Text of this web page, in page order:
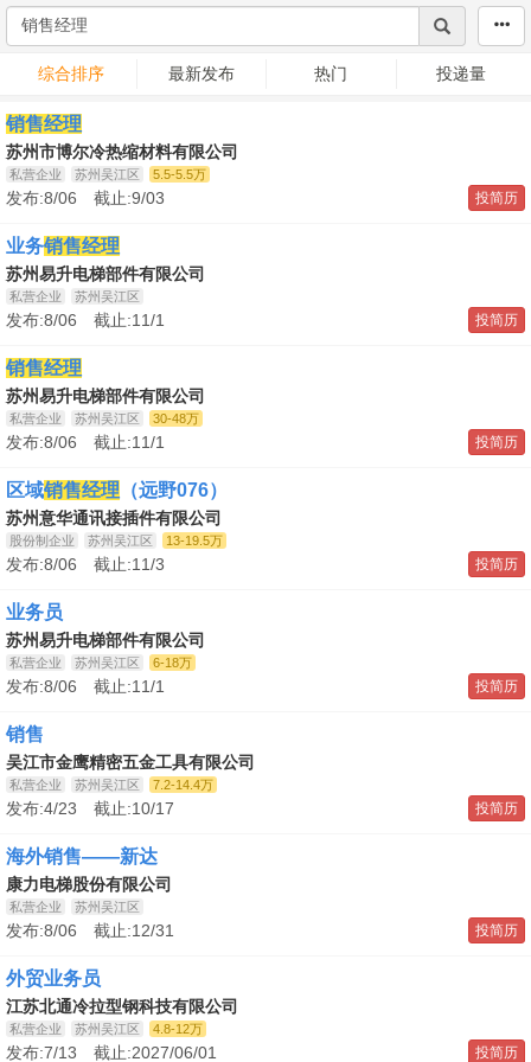
综合排序 最新发布 热门 投递量
销售经理
苏州市博尔冷热缩材料有限公司
私营企业 苏州吴江区 5.5-5.5万
发布:8/06 截止:9/03 投简历
业务销售经理
苏州易升电梯部件有限公司
私营企业 苏州吴江区
发布:8/06 截止:11/1 投简历
销售经理
苏州易升电梯部件有限公司
私营企业 苏州吴江区 30-48万
发布:8/06 截止:11/1 投简历
区域销售经理 （远野076）
苏州意华通讯接插件有限公司
股份制企业 苏州吴江区 13-19.5万
发布:8/06 截止:11/3 投简历
业务员
苏州易升电梯部件有限公司
私营企业 苏州吴江区 6-18万
发布:8/06 截止:11/1 投简历
销售
吴江市金鹰精密五金工具有限公司
私营企业 苏州吴江区 7.2-14.4万
发布:4/23 截止:10/17 投简历
海外销售——新达
康力电梯股份有限公司
私营企业 苏州吴江区
发布:8/06 截止:12/31 投简历
外贸业务员
江苏北通冷拉型钢科技有限公司
私营企业 苏州吴江区 4.8-12万
发布:7/13 截止:2027/06/01 投简历